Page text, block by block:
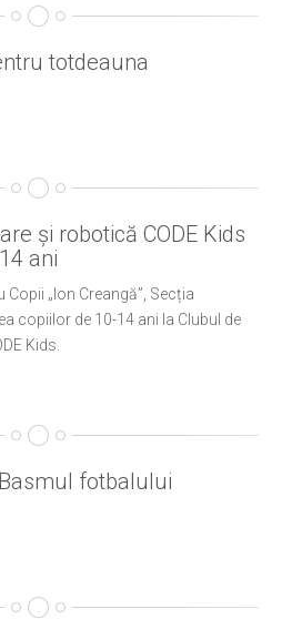
totdeauna
și robotică CODE Kids
ani
„Ion Creangă”, Secția
copiilor de 10-14 ani la Clubul de
Kids.
fotbalului